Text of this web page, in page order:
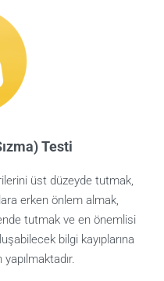
Testi
üst düzeyde tutmak,
erken önlem almak,
tutmak ve en önemlisi
bilgi kayıplarına